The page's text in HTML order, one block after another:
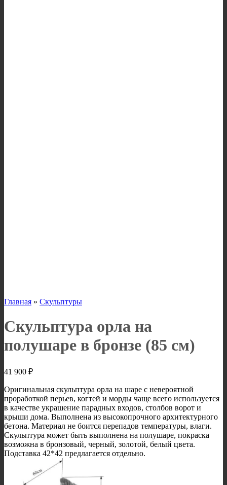
Главная » Скульптуры
Скульптура орла на
полушаре в бронзе (85 см)
41 900 ₽
Оригинальная скульптура орла на шаре с невероятной
проработкой перьев, когтей и морды чаще всего используется
в качестве украшение парадных входов, столбов ворот и
крыши дома. Выполнена из высокопрочного архитектурного
бетона. Материал не боится перепадов температуры, влаги.
Скульптура может быть выполнена на полушаре, покраска
возможна в бронзовый, черный, золотой, белый цвета.
Подставка 42*42 предлагается отдельно.